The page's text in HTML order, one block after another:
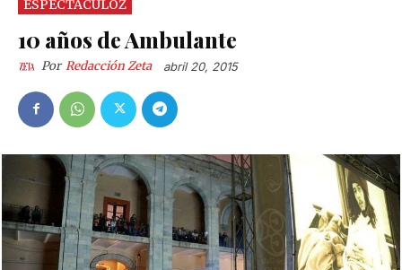
ESPECTÁCULOZ
10 años de Ambulante
Por Redacción Zeta abril 20, 2015